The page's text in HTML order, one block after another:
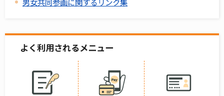
よく利用されるメニュー